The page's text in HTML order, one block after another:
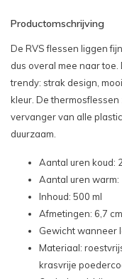
Productomschrijving
De RVS flessen liggen
dus overal mee naar
trendy: strak design,
kleur. De
vervanger van alle
duurzaam.
Aantal uren koud:
Aantal uren warm:
Inhoud: 500 ml
Afmetingen: 6,7
Gewicht wanneer
Materiaal:
krasvrije